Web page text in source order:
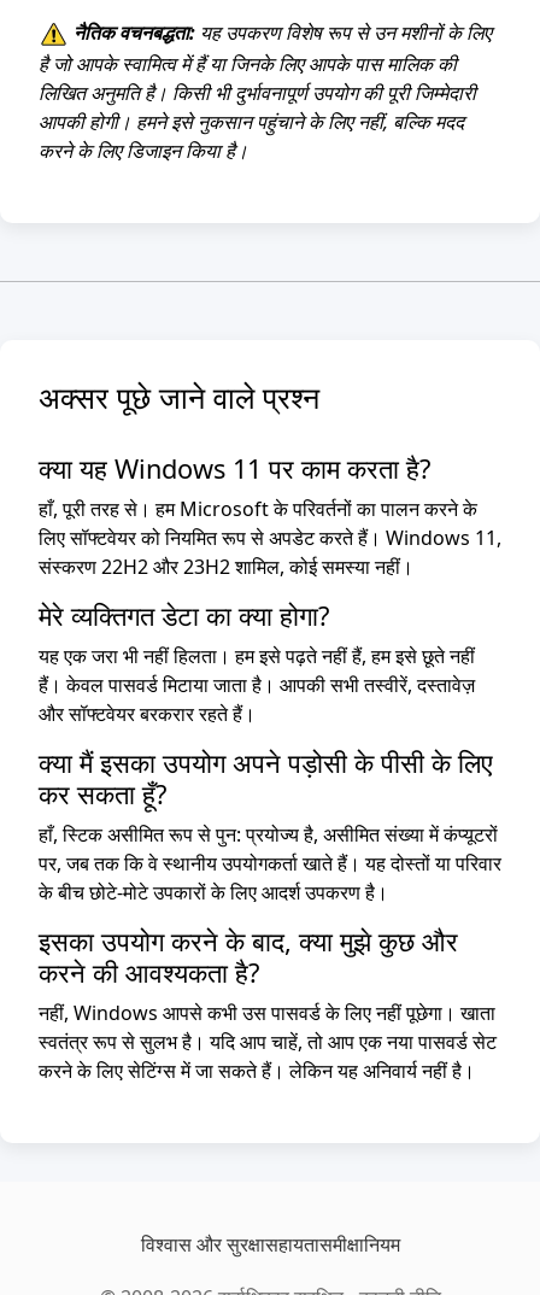
नैतिक वचनबद्धता: यह उपकरण विशेष रूप से उन मशीनों के लिए
है जो आपके स्वामित्व में हैं या जिनके लिए आपके पास मालिक की
लिखित अनुमति है। किसी भी दुर्भावनापूर्ण उपयोग की पूरी जिम्मेदारी
आपकी होगी। हमने इसे नुकसान पहुंचाने के लिए नहीं, बल्कि मदद
करने के लिए डिजाइन किया है।
अक्सर पूछे जाने वाले प्रश्न
क्या यह Windows 11 पर काम करता है?
हाँ, पूरी तरह से। हम Microsoft के परिवर्तनों का पालन करने के
लिए सॉफ्टवेयर को नियमित रूप से अपडेट करते हैं। Windows 11,
संस्करण 22H2 और 23H2 शामिल, कोई समस्या नहीं।
मेरे व्यक्तिगत डेटा का क्या होगा?
यह एक जरा भी नहीं हिलता। हम इसे पढ़ते नहीं हैं, हम इसे छूते नहीं
हैं। केवल पासवर्ड मिटाया जाता है। आपकी सभी तस्वीरें, दस्तावेज़
और सॉफ्टवेयर बरकरार रहते हैं।
क्या मैं इसका उपयोग अपने पड़ोसी के पीसी के लिए
कर सकता हूँ?
हाँ, स्टिक असीमित रूप से पुन: प्रयोज्य है, असीमित संख्या में कंप्यूटरों
पर, जब तक कि वे स्थानीय उपयोगकर्ता खाते हैं। यह दोस्तों या परिवार
के बीच छोटे-मोटे उपकारों के लिए आदर्श उपकरण है।
इसका उपयोग करने के बाद, क्या मुझे कुछ और
करने की आवश्यकता है?
नहीं, Windows आपसे कभी उस पासवर्ड के लिए नहीं पूछेगा। खाता
स्वतंत्र रूप से सुलभ है। यदि आप चाहें, तो आप एक नया पासवर्ड सेट
करने के लिए सेटिंग्स में जा सकते हैं। लेकिन यह अनिवार्य नहीं है।
विश्वास और सुरक्षासहायतासमीक्षानियम